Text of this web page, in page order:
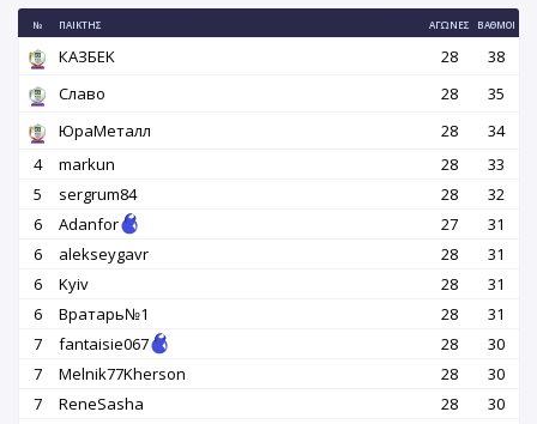
№ ΠΑΊΚΤΗΣ ΑΓΏΝΕΣ ΒΑΘΜΟΊ
КАЗБEK 28
38
Славо
28
35
ЮраМеталл
28
34
4
markun 28
33
5
sergrum84 28
32
6
Adanfor 27
31
6
alekseygavr 28
31
6
Kyiv 28
31
6
Вратарь№1 28
31
7
fantaisie067 28
30
7
Melnik77Kherson 28
30
7
ReneSasha 28
30